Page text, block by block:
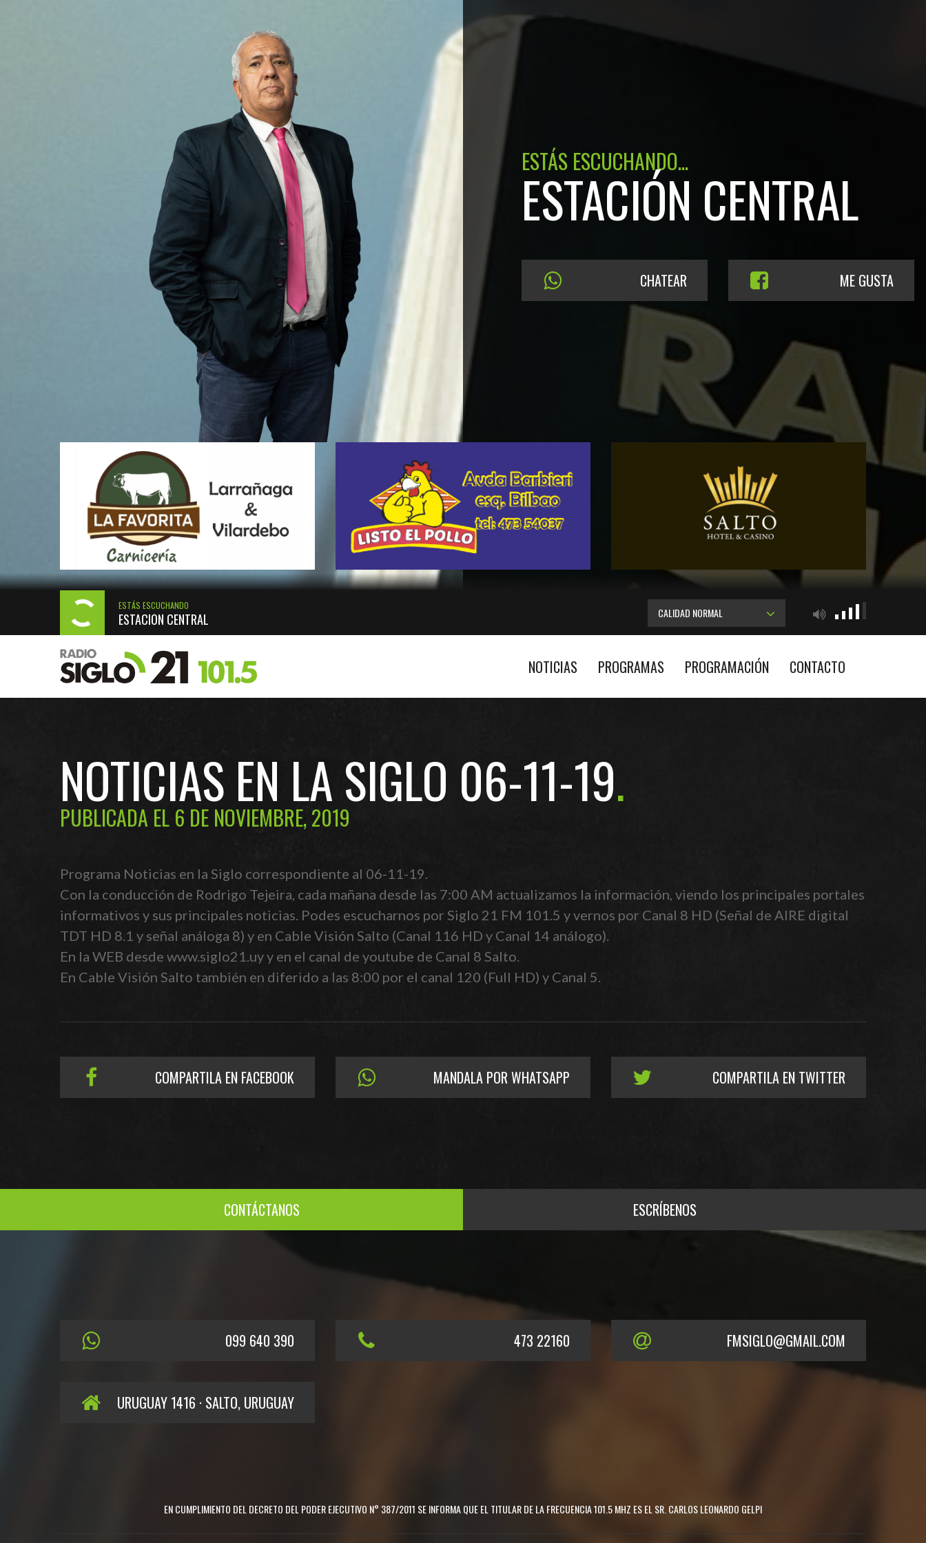
ESTÁS ESCUCHANDO...
ESTACIÓN CENTRAL
CHATEAR ME GUSTA
ESTÁS ESCUCHANDO
ESTACIÓN CENTRAL CALIDAD NORMAL
NOTICIAS PROGRAMAS PROGRAMACIÓN CONTACTO
NOTICIAS EN LA SIGLO 06-11-19
PUBLICADA EL 6 DE NOVIEMBRE, 2019
Programa Noticias en la Siglo correspondiente al 06-11-19.
Con la conducción de Rodrigo Tejeira, cada mañana desde las 7:00 AM actualizamos la información, viendo los principales portales
informativos y sus principales noticias. Podes escucharnos por Siglo 21 FM 101.5 y vernos por Canal 8 HD (Señal de AIRE digital
TDT HD 8.1 y señal análoga 8) y en Cable Visión Salto (Canal 116 HD y Canal 14 análogo).
En la WEB desde www.siglo21.uy y en el canal de youtube de Canal 8 Salto.
En Cable Visión Salto también en diferido a las 8:00 por el canal 120 (Full HD) y Canal 5.
COMPARTILA EN FACEBOOK MANDALA POR WHATSAPP COMPARTILA EN TWITTER
CONTÁCTANOS ESCRÍBENOS
099 640 390 473 22160 FMSIGLO@GMAIL.COM
URUGUAY 1416 · SALTO, URUGUAY
EN CUMPLIMIENTO DEL DECRETO DEL PODER EJECUTIVO N° 387/2011 SE INFORMA QUE EL TITULAR DE LA FRECUENCIA 101.5 MHZ ES EL SR. CARLOS LEONARDO GELPI